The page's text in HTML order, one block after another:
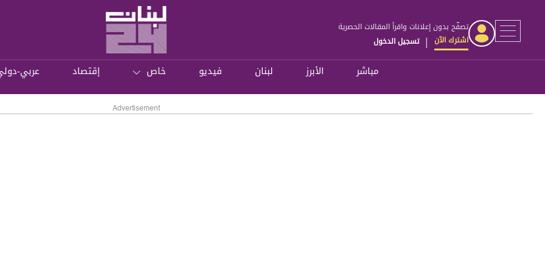
تصفّح بدون إعلانات واقرأ المقالات الحصرية
اشترك الآن | تسجيل الدخول
مباشر الأبرز لبنان فيديو خاص إقتصاد عربي-
Advertisement